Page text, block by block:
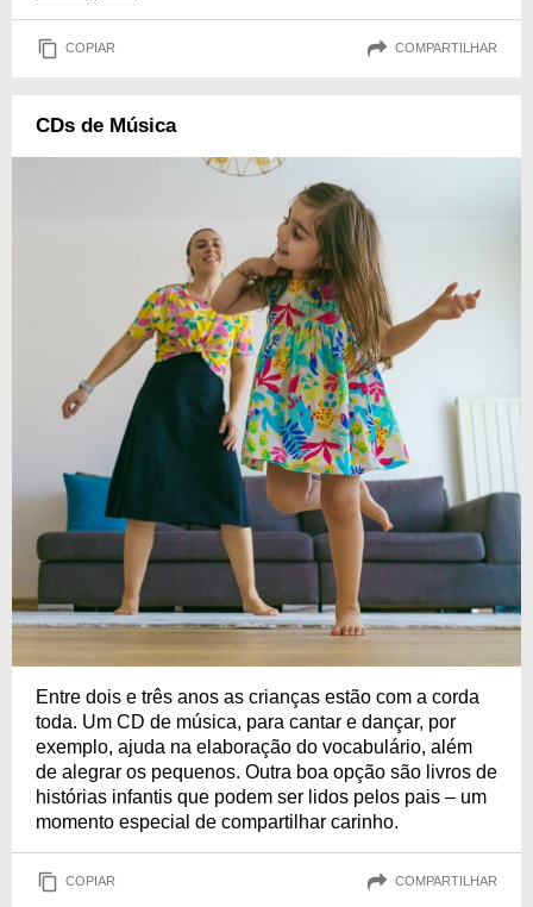
COPIAR COMPARTILHAR
CDs de Música
Entre dois e três anos as crianças estão com a corda
toda. Um CD de música, para cantar e dançar, por
exemplo, ajuda na elaboração do vocabulário, além
de alegrar os pequenos. Outra boa opção são livros de
histórias infantis que podem ser lidos pelos pais – um
momento especial de compartilhar carinho.
COPIAR COMPARTILHAR